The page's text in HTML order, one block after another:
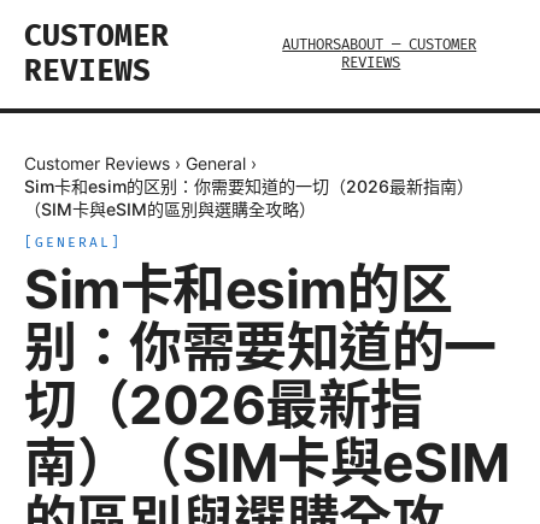
CUSTOMER
REVIEWS
AUTHORSABOUT — CUSTOMER
REVIEWS
Customer Reviews › General ›
Sim卡和esim的区别：你需要知道的一切（2026最新指南）
（SIM卡與eSIM的區別與選購全攻略）
GENERAL
Sim卡和esim的区
别：你需要知道的一
切（2026最新指
南）（SIM卡與eSIM